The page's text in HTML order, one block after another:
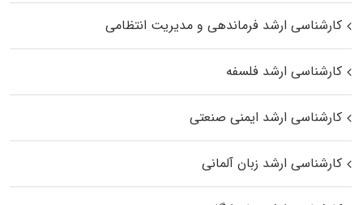
کارشناسی ارشد فرماندهی و مدیریت انتظامی
کارشناسی ارشد فلسفه
کارشناسی ارشد ایمنی صنعتی
کارشناسی ارشد زبان آلمانی